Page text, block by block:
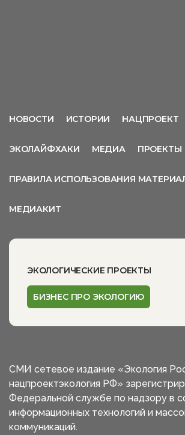
НОВОСТИ ИСТОРИИ НАЦПРОЕКТ
ЭКОЛАЙФХАКИ МЕДИА ПРОЕКТЫ
ПРАВИЛА ИСПОЛЬЗОВАНИЯ
МЕДИАКИТ
ЭКОЛОГИЧЕСКИЕ ПРОЕКТЫ
БИЗНЕС ПРО ЭКОЛОГИЮ
СМИ сетевое издание «Экология
нацпроектэкология РФ»
Федеральной службе по надзору в
информационных технологий и
коммуникаций.